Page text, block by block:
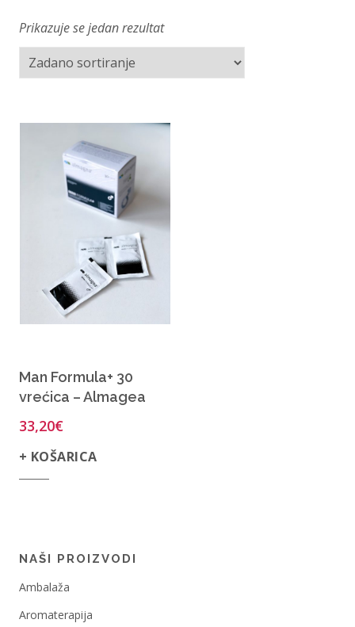
Prikazuje se jedan rezultat
Man Formula+ 30
vrećica – Almagea
33,20€
+ KOŠARICA
NAŠI PROIZVODI
Ambalaža
Aromaterapija